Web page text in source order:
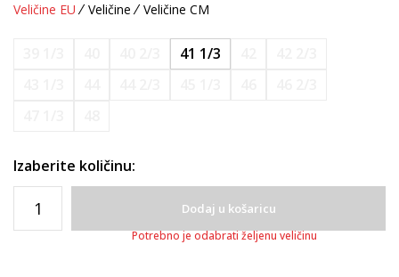
Veličine EU Veličine Veličine CM
41 1/3
Izaberite količinu:
Dodaj u košaricu
Potrebno je odabrati željenu veličinu